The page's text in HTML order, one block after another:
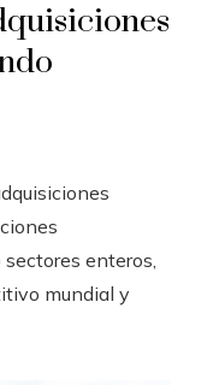
enteros,
mundial y